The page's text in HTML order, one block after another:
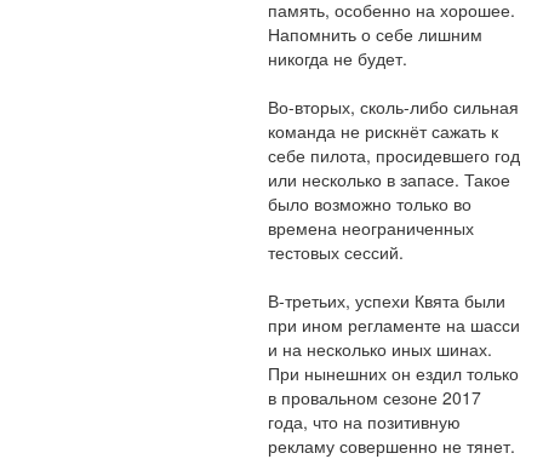
память, особенно на хорошее.
Напомнить о себе лишним
никогда не будет.
Во-вторых, сколь-либо сильная
команда не рискнёт сажать к
себе пилота, просидевшего год
или несколько в запасе. Такое
было возможно только во
времена неограниченных
тестовых сессий.
В-третьих, успехи Квята были
при ином регламенте на шасси
и на несколько иных шинах.
При нынешних он ездил только
в провальном сезоне 2017
года, что на позитивную
рекламу совершенно не тянет.